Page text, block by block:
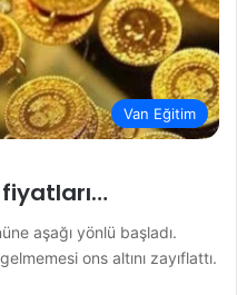
Van Eğitim
aşağı yönlü başladı.
ons altını zayıflattı.